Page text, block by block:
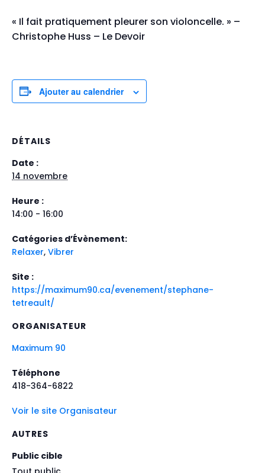
« Il fait pratiquement pleurer son violoncelle. » –
Christophe Huss – Le Devoir
Ajouter au calendrier
DÉTAILS
Date :
14 novembre
Heure :
14:00 - 16:00
Catégories d’Évènement:
Relaxer, Vibrer
Site :
https://maximum90.ca/evenement/stephane-
tetreault/
ORGANISATEUR
Maximum 90
Téléphone
418-364-6822
Voir le site Organisateur
AUTRES
Public cible